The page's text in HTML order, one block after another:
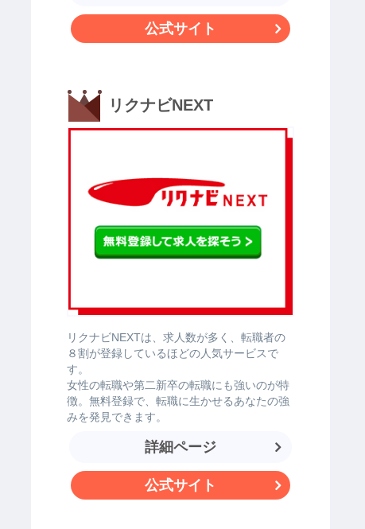
公式サイト
リクナビNEXT
リクナビNEXTは、求人数が多く、転職者の
８割が登録しているほどの人気サービスで
す。
女性の転職や第二新卒の転職にも強いのが特
徴。無料登録で、転職に生かせるあなたの強
みを発見できます。
詳細ページ
公式サイト